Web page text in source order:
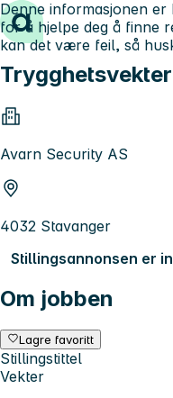
Hopp til innhold
Avarn Security AS
4032 Stavanger
Stillingsannonsen er
Om jobben
Lagre favoritt
Stillingstittel
Vekter
Denne informasjonen
for å hjelpe deg å finne
kan det være feil, så